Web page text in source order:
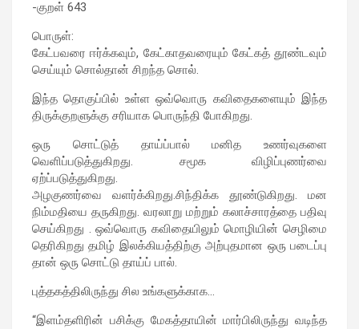
-குறள் 643
பொருள்:
கேட்பவரை ஈர்க்கவும், கேட்காதவரையும் கேட்கத் தூண்டவும்
செய்யும் சொல்தான் சிறந்த சொல்.
இந்த தொகுப்பில் உள்ள ஒவ்வொரு கவிதைகளையும் இந்த
திருக்குறளுக்கு சரியாக பொருந்தி போகிறது.
ஒரு சொட்டுத் தாய்ப்பால் மனித உணர்வுகளை
வெளிப்படுத்துகிறது. சமூக விழிப்புணர்வை
ஏற்ப்படுத்துகிறது.
அழகுணர்வை வளர்க்கிறது.சிந்திக்க தூண்டுகிறது. மன
நிம்மதியை தருகிறது. வரலாறு மற்றும் கலாச்சாரத்தை பதிவு
செய்கிறது . ஒவ்வொரு கவிதையிலும் மொழியின் செழிமை
தெரிகிறது தமிழ் இலக்கியத்திற்கு அற்புதமான ஒரு படைப்பு
தான் ஒரு சொட்டு தாய்ப் பால்.
புத்தகத்திலிருந்து சில உங்களுக்காக…
“இளம்தளிரின் பசிக்கு மேகத்தாயின் மார்பிலிருந்து வடிந்த